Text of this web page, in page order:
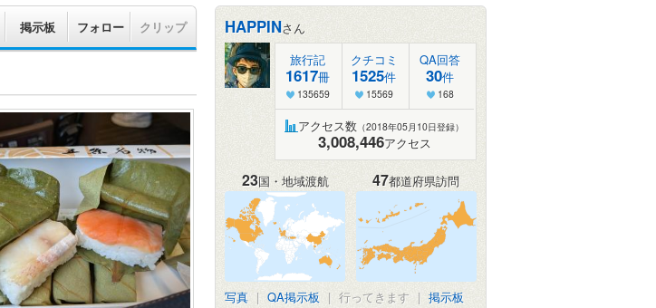
掲示板 フォロー クリップ HAPPINさん
旅行記
1617冊
135659
クチコミ
1525件
15569
QA回答
30件
168
アクセス数 （2018年05月10日登録）
3,008,446アクセス
23国・地域渡航 47都道府県訪問
写真 | QA掲示板 | 行ってきます | 掲示板